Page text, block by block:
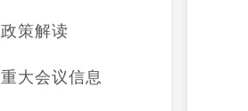
政策解读
重大会议信息